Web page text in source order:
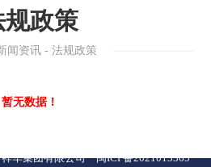
规政策
闻资讯 - 法规政策
暂无数据！
祥华集团有限公司闽ICP备2021013365